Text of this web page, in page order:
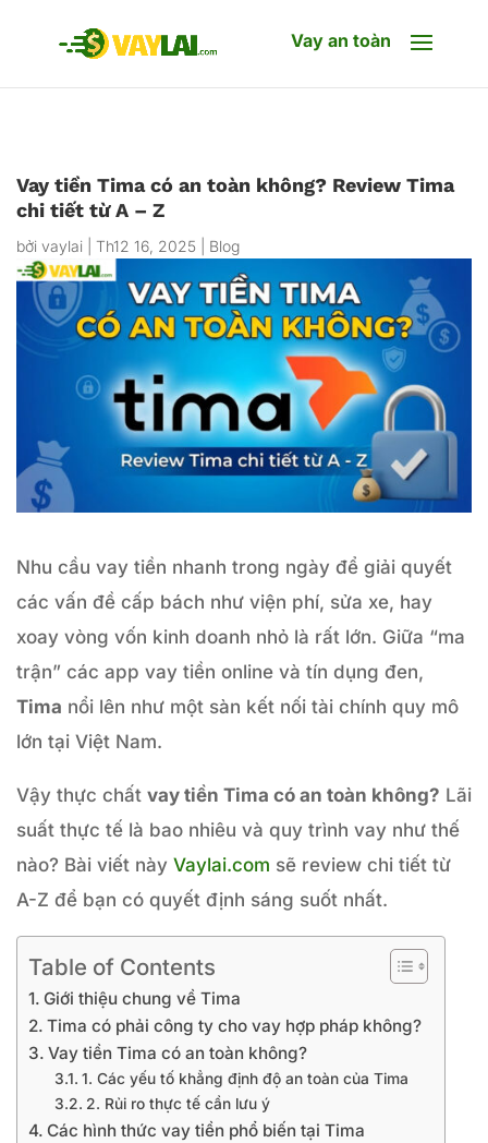
Vay an toàn
Vay tiền Tima có an toàn không? Review Tima
chi tiết từ A – Z
bởi vaylai Th12 16, 2025 Blog
Nhu cầu vay tiền nhanh trong ngày để giải quyết
các vấn đề cấp bách như viện phí, sửa xe, hay
xoay vòng vốn kinh doanh nhỏ là rất lớn. Giữa “ma
trận” các app vay tiền online và tín dụng đen,
Tima nổi lên như một sàn kết nối tài chính quy mô
lớn tại Việt Nam.
Vậy thực chất vay tiền Tima có an toàn không? Lãi
suất thực tế là bao nhiêu và quy trình vay như thế
nào? Bài viết này Vaylai.com sẽ review chi tiết từ
A-Z để bạn có quyết định sáng suốt nhất.
Table of Contents
Giới thiệu chung về Tima
Tima có phải công ty cho vay hợp pháp không?
Vay tiền Tima có an toàn không?
1. Các yếu tố khẳng định độ an toàn của Tima
2. Rủi ro thực tế cần lưu ý
Các hình thức vay tiền phổ biến tại Tima